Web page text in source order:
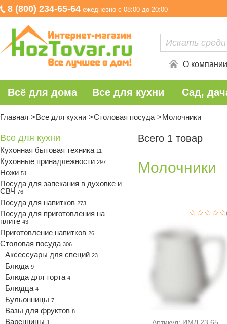
8 (800) 234-65-64 ежедневно с 08:00 до 20:00
О компании
Всё для дома Все для кухни Сад,
Главная Все для кухни Столовая посуда Молочники
Все для кухни
Кухонная бытовая техника 11
Кухонные принадлежности 297
Ножи 51
Посуда для запекания в духовке и
СВЧ 76
Посуда для напитков 273
Посуда для приготовления на
плите 43
Приготовление напитков 26
Столовая посуда 306
Аксессуары для специй 23
Блюда 9
Блюда для торта 4
Блюдца 4
Бульонницы 7
Вазы для фруктов 8
Варенницы 1
Всего 1 товар
Молочники